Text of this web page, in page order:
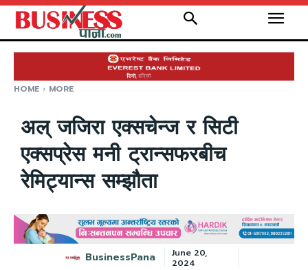
HOME MORE
अल् जजिरा एक्सचेन्ज र सिटी
एक्सप्रेस मनी ट्रान्सफरबीच
रेमिट्यान्स सम्झौता
BusinessPana
June 20,
2024